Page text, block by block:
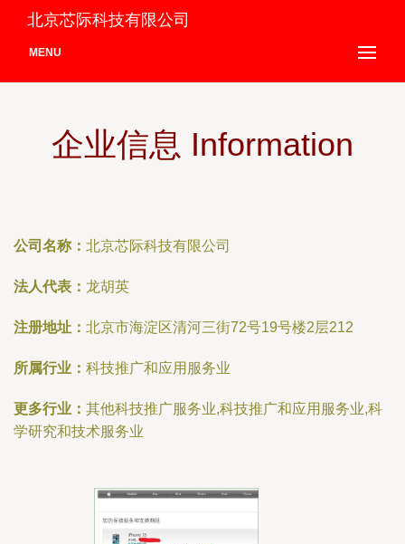
北京芯际科技有限公司
MENU
企业信息 Information
公司名称： 北京芯际科技有限公司
法人代表： 龙胡英
注册地址： 北京市海淀区清河三街72号19号楼2层212
所属行业： 科技推广和应用服务业
更多行业： 其他科技推广服务业,科技推广和应用服务业,科
学研究和技术服务业